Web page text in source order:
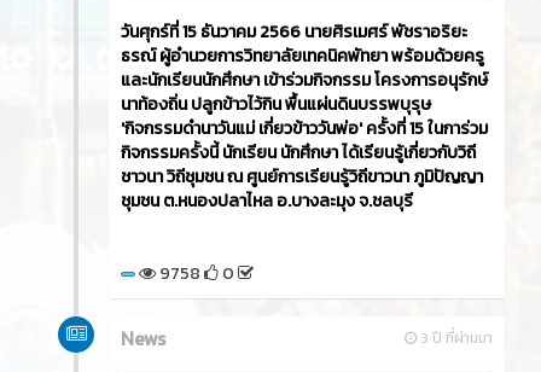
วันศุกร์ที่ 15 ธันวาคม 2566​ นายศิรเมศร์ พัชราอริยะ
ธรณ์ ผู้อำนวยการวิทยาลัยเทคนิคพัทยา พร้อมด้วยครู
และนักเรียนนักศึกษา เข้าร่วมกิจกรรม โครงการอนุรักษ์
นาท้องถิ่น ปลูกข้าวไว้กิน พื้นแผ่นดินบรรพบุรุษ
'กิจกรรมดำนาวันแม่ เกี่ยวข้าววันพ่อ' ครั้งที่ 15 ในการ่วม
กิจกรรมครั้งนี้ นักเรียน นักศึกษา ได้เรียนรู้เกี่ยวกับวิถี
ชาวนา วิถีชุมชน ณ ศูนย์การเรียนรู้วิถีขาวนา ภูมิปัญญา
ชุมชน ต.หนองปลาไหล อ.บางละมุง จ.ชลบุรี
9758 0
3 ปี ที่ผ่านมา
News